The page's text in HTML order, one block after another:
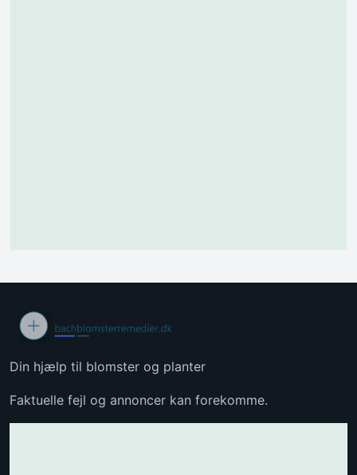
Din hjælp til blomster og planter
Faktuelle fejl og annoncer kan forekomme.